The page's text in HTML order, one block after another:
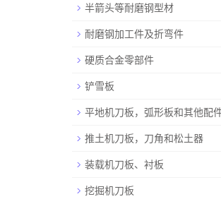
半箭头等耐磨钢型材
耐磨钢加工件及折弯件
硬质合金零部件
铲雪板
平地机刀板，弧形板和其他配
推土机刀板，刀角和松土器
装载机刀板、衬板
挖掘机刀板